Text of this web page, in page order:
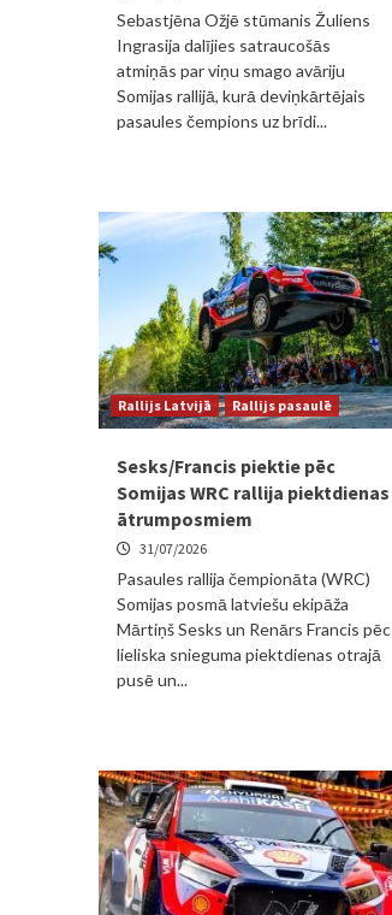
Sebastjēna Ožjē stūmanis Žuliens
Ingrasija dalījies satraucošās
atmiņās par viņu smago avāriju
Somijas rallijā, kurā deviņkārtējais
pasaules čempions uz brīdi...
Rallijs Latvijā Rallijs pasaulē
Sesks/Francis piektie pēc
Somijas WRC rallija piektdienas
ātrumposmiem
31/07/2026
Pasaules rallija čempionāta (WRC)
Somijas posmā latviešu ekipāža
Mārtiņš Sesks un Renārs Francis pēc
lieliska snieguma piektdienas otrajā
pusē un...